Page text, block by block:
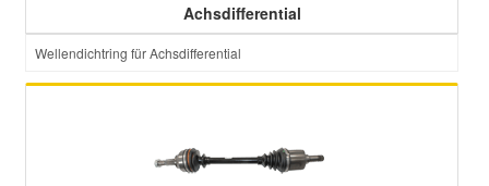
Achsdifferential
Wellendichtring für Achsdifferential
Mitsubishi Ersatzteile